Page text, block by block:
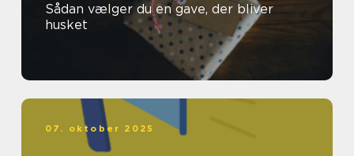
Sådan vælger du en gave, der bliver
husket
07. oktober 2025